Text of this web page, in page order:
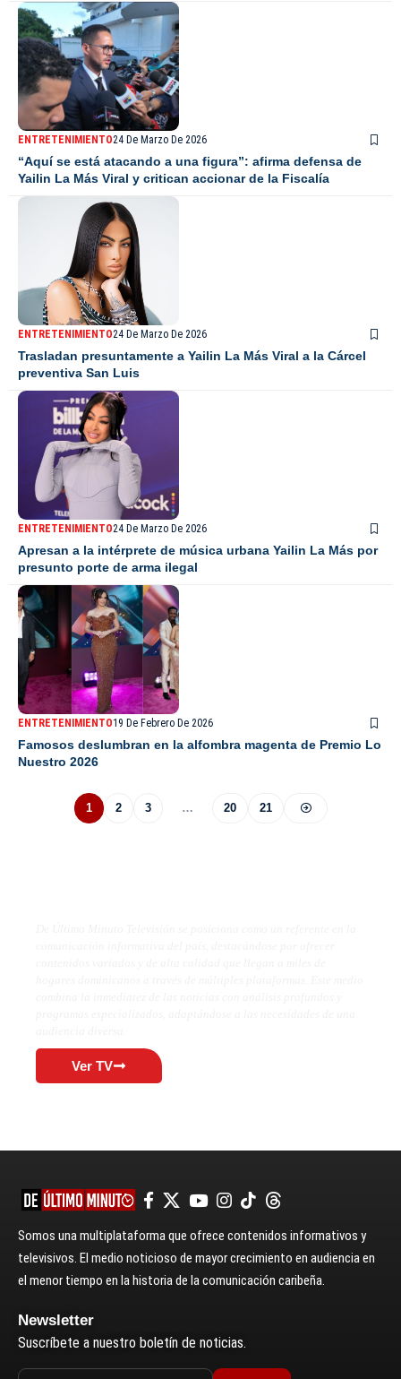
ENTRETENIMIENTO24 De Marzo De 2026
“Aquí se está atacando a una figura”: afirma defensa de
Yailin La Más Viral y critican accionar de la Fiscalía
ENTRETENIMIENTO24 De Marzo De 2026
Trasladan presuntamente a Yailin La Más Viral a la Cárcel
preventiva San Luis
ENTRETENIMIENTO24 De Marzo De 2026
Apresan a la intérprete de música urbana Yailin La Más por
presunto porte de arma ilegal
ENTRETENIMIENTO19 De Febrero De 2026
Famosos deslumbran en la alfombra magenta de Premio Lo
Nuestro 2026
1 2 3 … 20 21
Ver TV
Somos una multiplataforma que ofrece contenidos informativos y
televisivos. El medio noticioso de mayor crecimiento en audiencia en
el menor tiempo en la historia de la comunicación caribeña.
Newsletter
Suscríbete a nuestro boletín de noticias.